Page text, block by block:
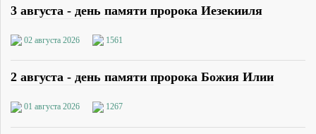
3 августа - день памяти пророка Иезекииля
02 августа 2026 1561
2 августа - день памяти пророка Божия Илии
01 августа 2026 1267